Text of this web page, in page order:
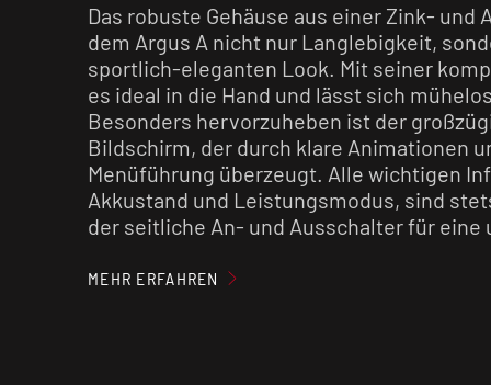
Das robuste Gehäuse aus einer Zink- und
dem Argus A nicht nur Langlebigkeit,
sportlich-eleganten Look. Mit seiner
es ideal in die Hand und lässt sich
Besonders hervorzuheben ist der
Bildschirm, der durch klare Animationen
Menüführung überzeugt. Alle wichtigen
Akkustand und Leistungsmodus, sind
der seitliche An- und Ausschalter für eine
MEHR ERFAHREN